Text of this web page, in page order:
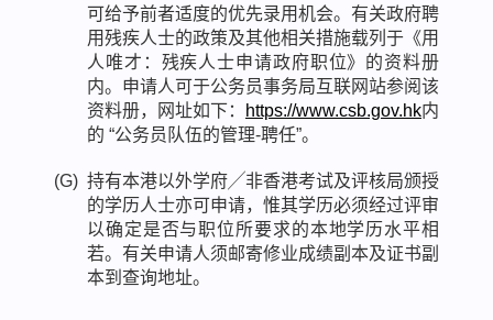
可给予前者适度的优先录用机会。有关政府聘
用残疾人士的政策及其他相关措施载列于《用
人唯才：残疾人士申请政府职位》的资料册
内。申请人可于公务员事务局互联网站参阅该
资料册，网址如下：
https://www.csb.gov.hk内
的 “公务员队伍的管理-聘任”。
(G) 持有本港以外学府╱非香港考试及评核局颁授
的学历人士亦可申请，惟其学历必须经过评审
以确定是否与职位所要求的本地学历水平相
若。有关申请人须邮寄修业成绩副本及证书副
本到查询地址。